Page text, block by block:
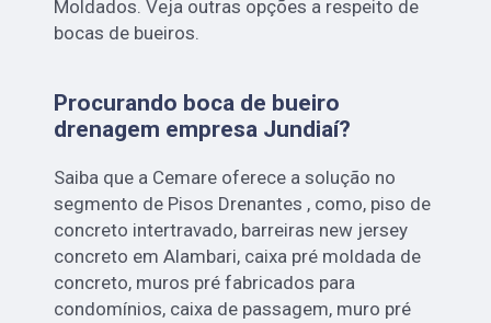
Moldados. Veja outras opções a respeito de
bocas de bueiros.
Procurando boca de bueiro
drenagem empresa Jundiaí?
Saiba que a Cemare oferece a solução no
segmento de Pisos Drenantes , como, piso de
concreto intertravado, barreiras new jersey
concreto em Alambari, caixa pré moldada de
concreto, muros pré fabricados para
condomínios, caixa de passagem, muro pré